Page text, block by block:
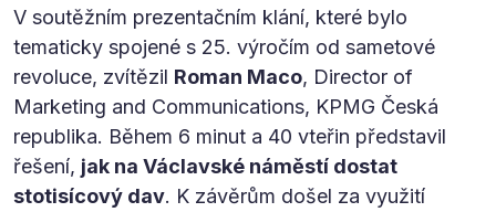
V soutěžním prezentačním klání, které bylo
tematicky spojené s 25. výročím od sametové
revoluce, zvítězil Roman Maco, Director of
Marketing and Communications, KPMG Česká
republika. Během 6 minut a 40 vteřin představil
řešení, jak na Václavské náměstí dostat
stotisícový dav. K závěrům došel za využití